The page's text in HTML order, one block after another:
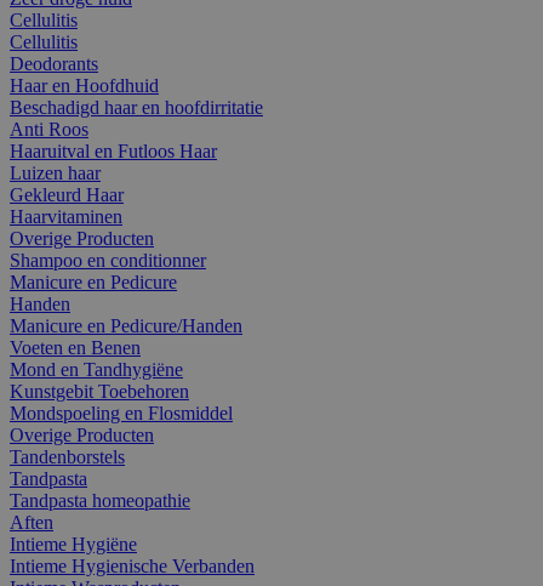
Cellulitis
Cellulitis
Deodorants
Haar en Hoofdhuid
Beschadigd haar en hoofdirritatie
Anti Roos
Haaruitval en Futloos Haar
Luizen haar
Gekleurd Haar
Haarvitaminen
Overige Producten
Shampoo en conditionner
Manicure en Pedicure
Handen
Manicure en Pedicure/Handen
Voeten en Benen
Mond en Tandhygiëne
Kunstgebit Toebehoren
Mondspoeling en Flosmiddel
Overige Producten
Tandenborstels
Tandpasta
Tandpasta homeopathie
Aften
Intieme Hygiëne
Intieme Hygienische Verbanden